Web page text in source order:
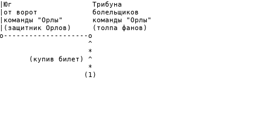
|Юг
|от ворот
|команды "Ящеры"
|(эльфийка)